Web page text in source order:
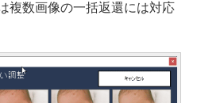
複数画像の一括返還には対応